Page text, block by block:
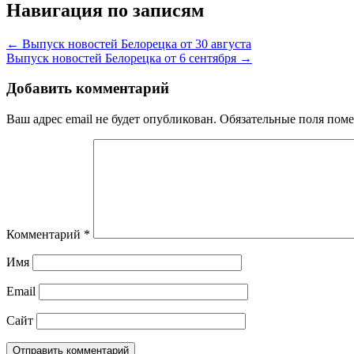
Навигация по записям
← Выпуск новостей Белорецка от 30 августа
Выпуск новостей Белорецка от 6 сентября →
Добавить комментарий
Ваш адрес email не будет опубликован. Обязательные поля
Комментарий *
Имя
Email
Сайт